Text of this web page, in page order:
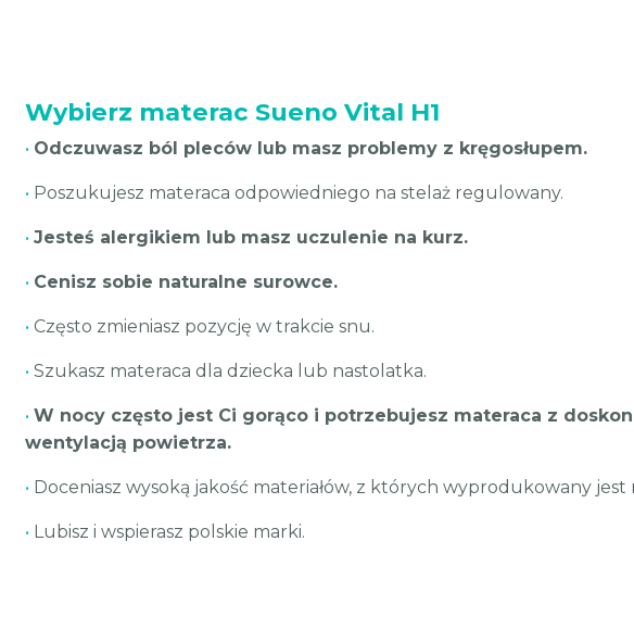
Wybierz materac Sueno Vital H1
• Odczuwasz ból pleców lub masz problemy z kręgosłupem.
• Poszukujesz materaca odpowiedniego na stelaż regulowany.
• Jesteś alergikiem lub masz uczulenie na kurz.
• Cenisz sobie naturalne surowce.
• Często zmieniasz pozycję w trakcie snu.
• Szukasz materaca dla dziecka lub nastolatka.
• W nocy często jest Ci gorąco i potrzebujesz materaca z
wentylacją powietrza.
• Doceniasz wysoką jakość materiałów, z których wyprodukowany jest
• Lubisz i wspierasz polskie marki.